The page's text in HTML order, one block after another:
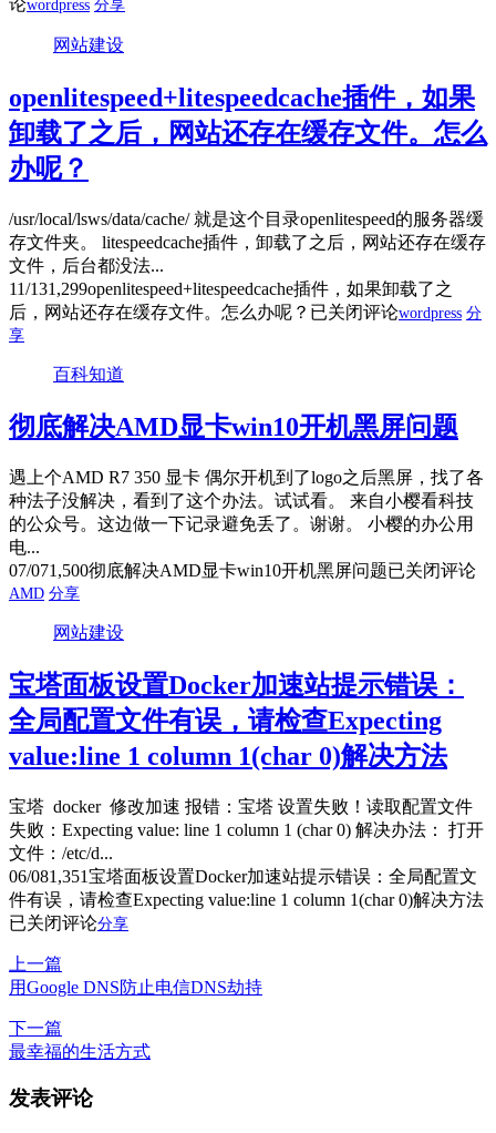
论wordpress 分享
网站建设
openlitespeed+litespeedcache插件，如果
卸载了之后，网站还存在缓存文件。怎么
办呢？
/usr/local/lsws/data/cache/ 就是这个目录openlitespeed的服务器缓
存文件夹。 litespeedcache插件，卸载了之后，网站还存在缓存
文件，后台都没法...
11/131,299openlitespeed+litespeedcache插件，如果卸载了之
后，网站还存在缓存文件。怎么办呢？ 已关闭评论wordpress 分
享
百科知道
彻底解决AMD显卡win10开机黑屏问题
遇上个AMD R7 350 显卡 偶尔开机到了logo之后黑屏，找了各
种法子没解决，看到了这个办法。试试看。 来自小樱看科技
的公众号。这边做一下记录避免丢了。谢谢。 小樱的办公用
电...
07/071,500彻底解决AMD显卡win10开机黑屏问题已关闭评论
AMD 分享
网站建设
宝塔面板设置Docker加速站提示错误：
全局配置文件有误，请检查Expecting
value:line 1 column 1(char 0)解决方法
宝塔 docker 修改加速 报错：宝塔 设置失败！读取配置文件
失败：Expecting value: line 1 column 1 (char 0) 解决办法： 打开
文件：/etc/d...
06/081,351宝塔面板设置Docker加速站提示错误：全局配置文
件有误，请检查Expecting value:line 1 column 1(char 0)解决方法
已关闭评论分享
上一篇
用Google DNS防止电信DNS劫持
下一篇
最幸福的生活方式
发表评论